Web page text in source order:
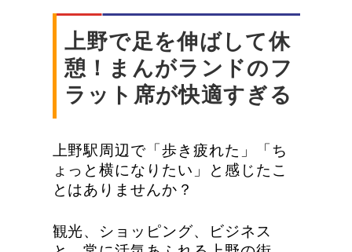
上野で足を伸ばして休
憩！まんがランドのフ
ラット席が快適すぎる
上野駅周辺で「歩き疲れた」「ち
ょっと横になりたい」と感じたこ
とはありませんか？
観光、ショッピング、ビジネス